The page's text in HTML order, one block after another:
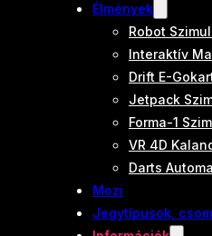
Élmények
Robot
Interaktív
Drift E-
Jetpack
Forma-1
VR 4D
Darts
Mozi
Jegytípusok,